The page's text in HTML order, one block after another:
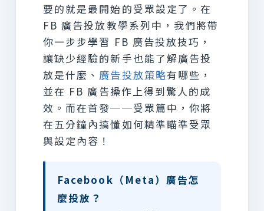
要的就是最開始的受眾設定了。在
FB 廣告投放教學系列中，我們將帶
你一步步學習 FB 廣告投放技巧，
讓缺少經驗的新手也能了解廣告投
放是什麼、 廣告投放策略有哪些，
並在 FB 廣告操作上得到驚人的成
效。而在首發──受眾篇中，你將
在五分鐘內搞懂如何精準瞄準受眾
與設定內容！
Facebook（Meta）廣告怎
麼投放？